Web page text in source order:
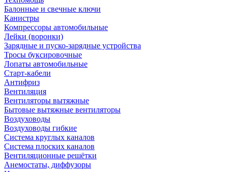
Балонные и свечные ключи
Канистры
Компрессоры автомобильные
Лейки (воронки)
Зарядные и пуско-зарядные устройства
Тросы буксировочные
Лопаты автомобильные
Старт-кабели
Антифриз
Вентиляция
Вентиляторы вытяжные
Бытовые вытяжные вентиляторы
Воздуховоды
Воздуховоды гибкие
Система круглых каналов
Система плоских каналов
Вентиляционные решётки
Анемостаты, диффузоры